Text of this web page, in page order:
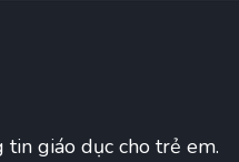
giáo dục cho trẻ em.